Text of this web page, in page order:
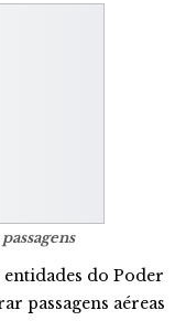
do Poder
passagens aéreas